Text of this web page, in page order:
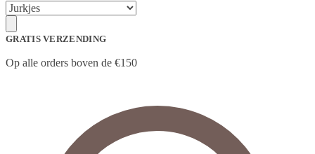
GRATIS VERZENDING
Op alle orders boven de €150